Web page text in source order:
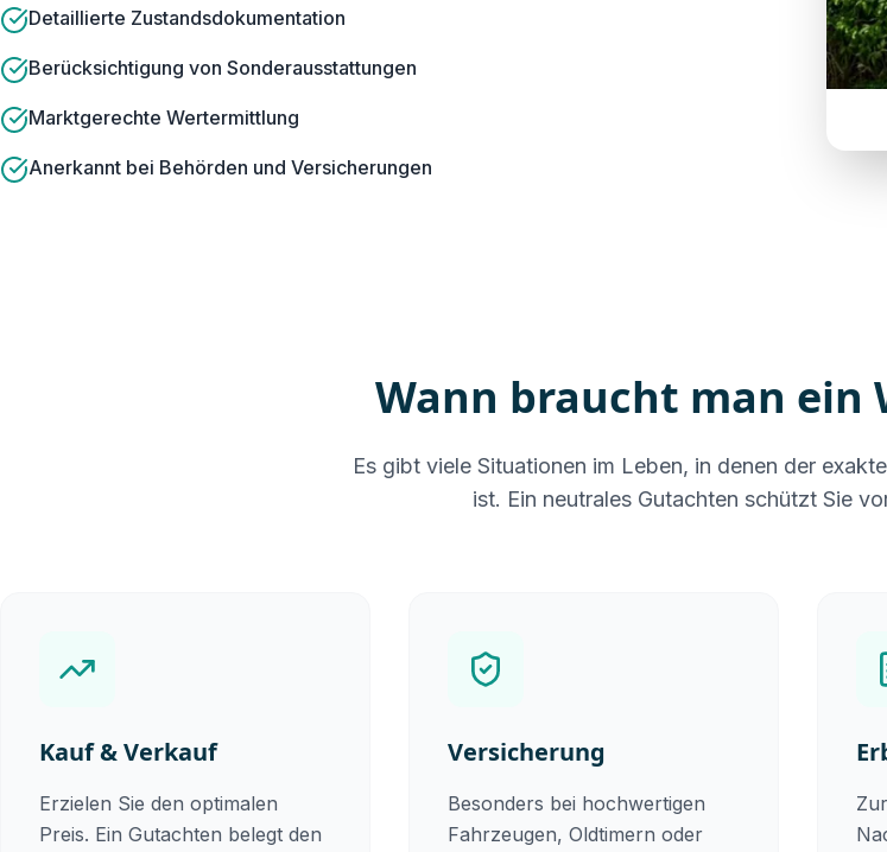
Detaillierte Zustandsdokumentation
Berücksichtigung von Sonderausstattungen
Marktgerechte Wertermittlung
Anerkannt bei Behörden und Versicherungen
Wann braucht man ein
Es gibt viele Situationen im Leben, in denen der
ist. Ein neutrales Gutachten schützt Sie
Kauf & Verkauf
Erzielen Sie den optimalen
Preis. Ein Gutachten belegt den
Versicherung
Besonders bei hochwertigen
Fahrzeugen, Oldtimern oder